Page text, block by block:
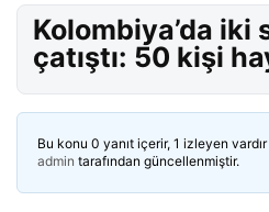
Kolombiya’da iki
çatıştı: 50 kişi
Bu konu 0 yanıt içerir, 1 izleyen
admin tarafından güncellenmiştir.